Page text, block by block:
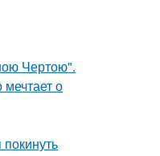
Чертою".
о